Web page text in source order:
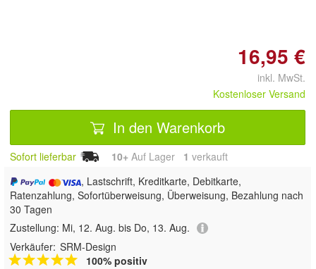
16,95 €
inkl. MwSt.
Kostenloser Versand
In den Warenkorb
Sofort lieferbar 10+ Auf Lager 1 verkauft
, Lastschrift, Kreditkarte, Debitkarte,
Ratenzahlung, Sofortüberweisung, Überweisung, Bezahlung nach
30 Tagen
Zustellung: Mi, 12. Aug. bis Do, 13. Aug.
Verkäufer: SRM-Design
100% positiv